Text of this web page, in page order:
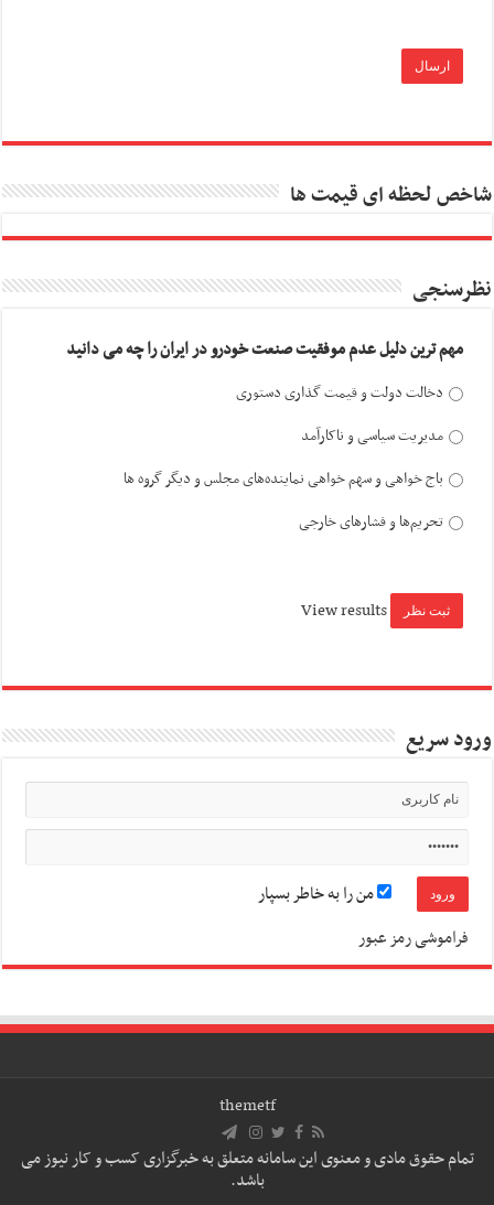
شاخص لحظه ای قیمت ها
نظرسنجی
مهم ترین دلیل عدم موفقیت صنعت خودرو در ایران را چه می دانید
دخالت دولت و قیمت گذاری دستوری
مدیریت سیاسی و ناکارآمد
باج خواهی و سهم خواهی نماینده‌های مجلس و دیگر گروه ها
تحریم‌ها و فشارهای خارجی
View results
ورود سریع
من را به خاطر بسپار
فراموشی رمز عبور
themetf
تمام حقوق مادی و معنوی این سامانه متعلق به خبرگزاری کسب و کار نیوز می
باشد.